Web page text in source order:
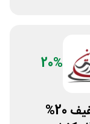
20%
کد تخفیف 20%